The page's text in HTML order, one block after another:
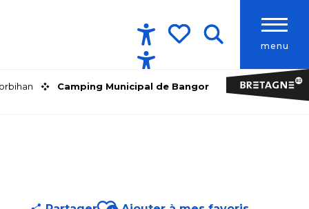
menu
Accessibilité
Camping Municipal de Bangor
Ajouter aux favoris